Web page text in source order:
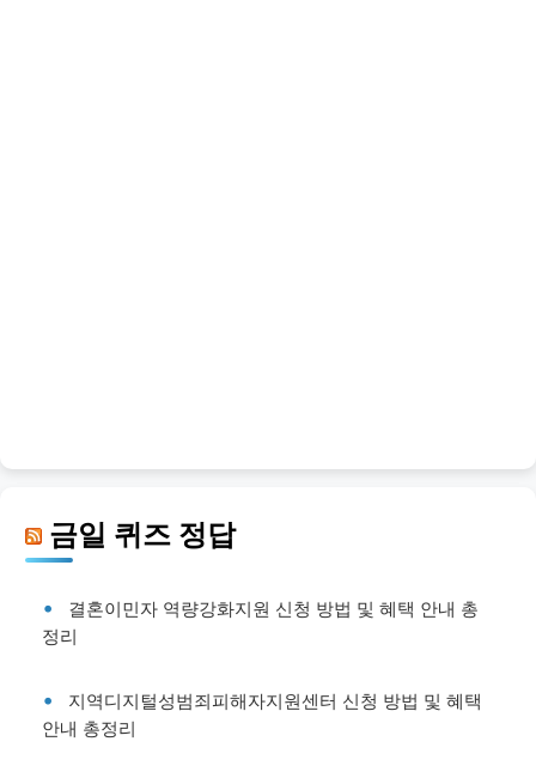
금일 퀴즈 정답
결혼이민자 역량강화지원 신청 방법 및 혜택 안내 총
정리
지역디지털성범죄피해자지원센터 신청 방법 및 혜택
안내 총정리